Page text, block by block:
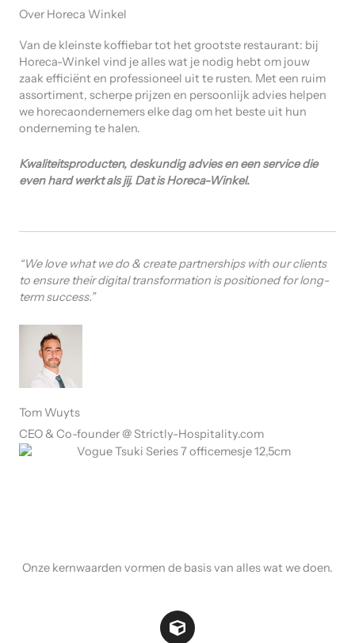
Over Horeca Winkel
Van de kleinste koffiebar tot het grootste restaurant: bij
Horeca-Winkel vind je alles wat je nodig hebt om jouw
zaak efficiënt en professioneel uit te rusten. Met een ruim
assortiment, scherpe prijzen en persoonlijk advies helpen
we horecaondernemers elke dag om het beste uit hun
onderneming te halen.
Kwaliteitsproducten, deskundig advies en een service die
even hard werkt als jij. Dat is Horeca-Winkel.
“We love what we do & create partnerships with our clients
to ensure their digital transformation is positioned for long-
term success.”
Tom Wuyts
CEO & Co-founder @ Strictly-Hospitality.com
Onze kernwaarden vormen de basis van alles wat we doen.